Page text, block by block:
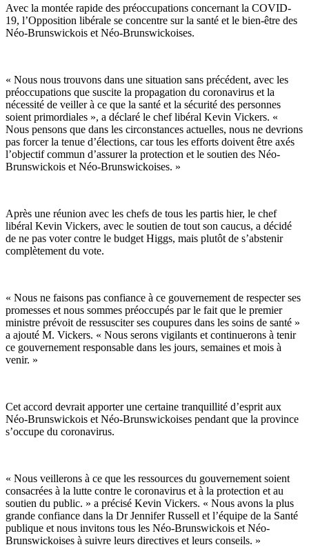
Avec la montée rapide des préoccupations concernant la COVID-
19, l’Opposition libérale se concentre sur la santé et le bien-être des
Néo-Brunswickois et Néo-Brunswickoises.
« Nous nous trouvons dans une situation sans précédent, avec les
préoccupations que suscite la propagation du coronavirus et la
nécessité de veiller à ce que la santé et la sécurité des personnes
soient primordiales », a déclaré le chef libéral Kevin Vickers. «
Nous pensons que dans les circonstances actuelles, nous ne devrions
pas forcer la tenue d’élections, car tous les efforts doivent être axés
l’objectif commun d’assurer la protection et le soutien des Néo-
Brunswickois et Néo-Brunswickoises. »
Après une réunion avec les chefs de tous les partis hier, le chef
libéral Kevin Vickers, avec le soutien de tout son caucus, a décidé
de ne pas voter contre le budget Higgs, mais plutôt de s’abstenir
complètement du vote.
« Nous ne faisons pas confiance à ce gouvernement de respecter ses
promesses et nous sommes préoccupés par le fait que le premier
ministre prévoit de ressusciter ses coupures dans les soins de santé »
a ajouté M. Vickers. « Nous serons vigilants et continuerons à tenir
ce gouvernement responsable dans les jours, semaines et mois à
venir. »
Cet accord devrait apporter une certaine tranquillité d’esprit aux
Néo-Brunswickois et Néo-Brunswickoises pendant que la province
s’occupe du coronavirus.
« Nous veillerons à ce que les ressources du gouvernement soient
consacrées à la lutte contre le coronavirus et à la protection et au
soutien du public. » a précisé Kevin Vickers. « Nous avons la plus
grande confiance dans la Dr Jennifer Russell et l’équipe de la Santé
publique et nous invitons tous les Néo-Brunswickois et Néo-
Brunswickoises à suivre leurs directives et leurs conseils. »